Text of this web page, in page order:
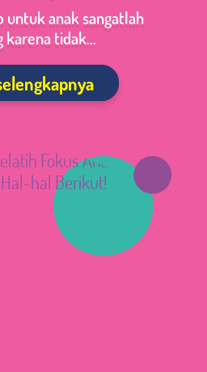
untuk anak sangatlah
karena tidak...